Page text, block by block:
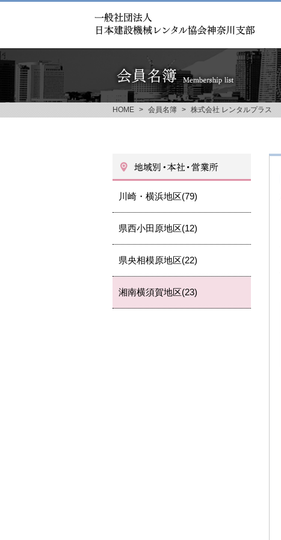
HOME > 会員名簿 > 株式会社 レンタルプラス
川崎・横浜地区(79)
県西小田原地区(12)
県央相模原地区(22)
湘南横須賀地区(23)